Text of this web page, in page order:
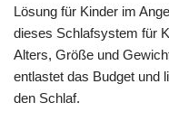
Lösung für Kinder im
dieses Schlafsystem für
Alters, Größe und
entlastet das Budget und
den Schlaf.